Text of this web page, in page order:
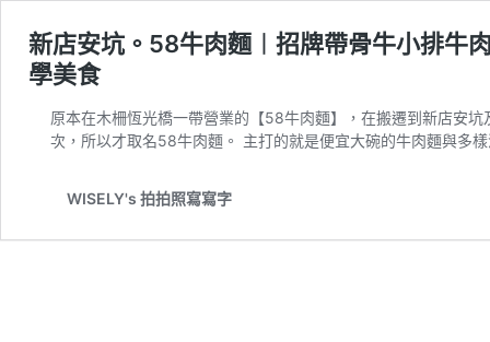
新店安坑。58牛肉麵︱招牌帶骨牛小排牛
學美食
原本在木柵恆光橋一帶營業的【58牛肉麵】，在搬遷到新店安
次，所以才取名58牛肉麵。 主打的就是便宜大碗的牛肉麵與多
WISELY's 拍拍照寫寫字